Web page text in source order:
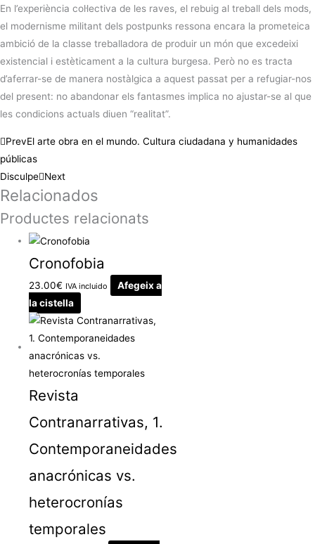
En l’experiència col·lectiva de les raves, el rebuig al treball dels mods,
el modernisme militant dels postpunks ressona encara la prometeica
ambició de la classe treballadora de produir un món que excedeixi
existencial i estèticament a la cultura burgesa. Però no es tracta
d’aferrar-se de manera nostàlgica a aquest passat per a refugiar-nos
del present: no abandonar els fantasmes implica no ajustar-se al que
les condicions actuals diuen “realitat”.
PrevEl arte obra en el mundo. Cultura ciudadana y humanidades
públicas
Disculpe Next
Relacionados
Productes relacionats
Cronofobia
23.00€ IVA incluido
Afegeix a
la cistella
Revista
Contranarrativas, 1.
Contemporaneidades
anacrónicas vs.
heterocronías
temporales